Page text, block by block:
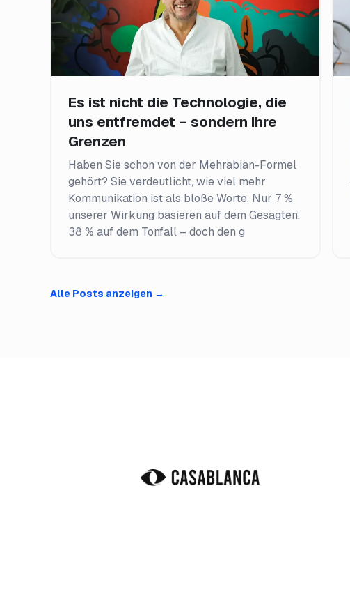
Es ist nicht die Technologie, die
uns entfremdet – sondern ihre
Grenzen
Haben Sie schon von der Mehrabian-Formel
gehört? Sie verdeutlicht, wie viel mehr
Kommunikation ist als bloße Worte. Nur 7 %
unserer Wirkung basieren auf dem Gesagten,
38 % auf dem Tonfall – doch den g
Alle Posts anzeigen →